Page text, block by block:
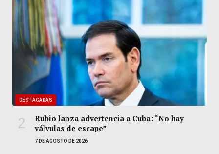
DESTACADAS
Rubio lanza advertencia a Cuba: “No hay
válvulas de escape”
7 DE AGOSTO DE 2026